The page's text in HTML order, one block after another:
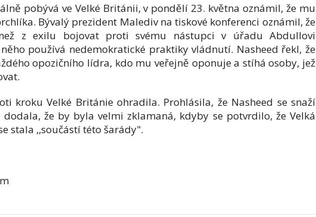
pobývá ve Velké Británii, v pondělí 23. května oznámil, že mu
Bývalý prezident Malediv na tiskové konferenci oznámil, že
z exilu bojovat proti svému nástupci v úřadu Abdullovi
používá nedemokratické praktiky vládnutí. Nasheed řekl, že
opozičního lídra, kdo mu veřejně oponuje a stíhá osoby, jež
kroku Velké Británie ohradila. Prohlásila, že Nasheed se snaží
že by byla velmi zklamaná, kdyby se potvrdilo, že Velká
stala ,,součástí této šarády".